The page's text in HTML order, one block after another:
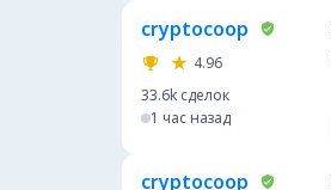
cryptocoop
4.96
33.6k сделок
1 час назад
cryptocoop